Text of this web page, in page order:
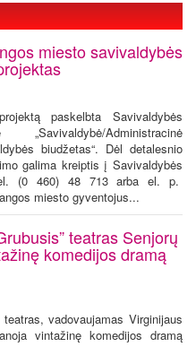
miesto savivaldybės
paskelbta Savivaldybės
Administracinė
biudžetas“. Dėl detalesnio
galima kreiptis į Savivaldybės
(0 460) 48 713 arba el. p.
miesto gyventojus...
teatras Senjorų
komedijos dramą
vadovaujamas Virginijaus
vintažinę komedijos dramą